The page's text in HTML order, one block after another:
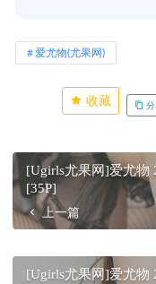
爱尤物(尤果网)
收藏 分
[Ugirls尤果网]爱尤物
[35P]
上一篇
[Ugirls尤果网]爱尤物